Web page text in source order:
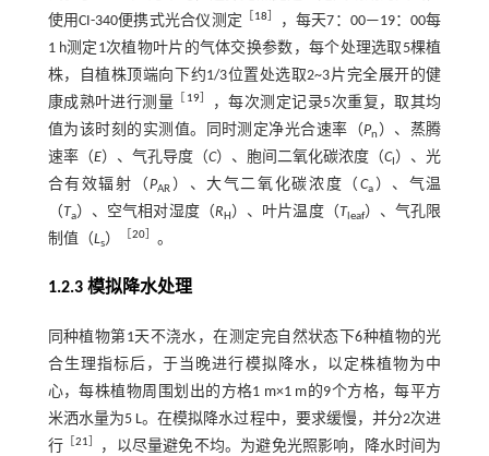
使用CI-340便携式光合仪测定
18
，每天7：00—19：00每
1 h测定1次植物叶片的气体交换参数，每个处理选取5棵植
株，自植株顶端向下约1/3位置处选取2~3片完全展开的健
康成熟叶进行测量
19］
，每次测定记录5次重复，取其均
值为该时刻的实测值。同时测定净光合速率（Pn ）、蒸腾
速率（E）、气孔导度（C）、胞间二氧化碳浓度（C ）、光
合有效辐射（PAR ）、大气二氧化碳浓度（ Ca）、气温
（Ta）、空气相对湿度（RH ）、叶片温度（T leaf）、气孔限
制值（Ls） 20］ 。
1.2.3 模拟降水处理
同种植物第1天不浇水，在测定完自然状态下6种植物的光
合生理指标后，于当晚进行模拟降水，以定株植物为中
心，每株植物周围划出的方格1 m×1 m的9个方格，每平方
米洒水量为5 L。在模拟降水过程中，要求缓慢，并分2次进
行［ 21
，以尽量避免不均。为避免光照影响，降水时间为